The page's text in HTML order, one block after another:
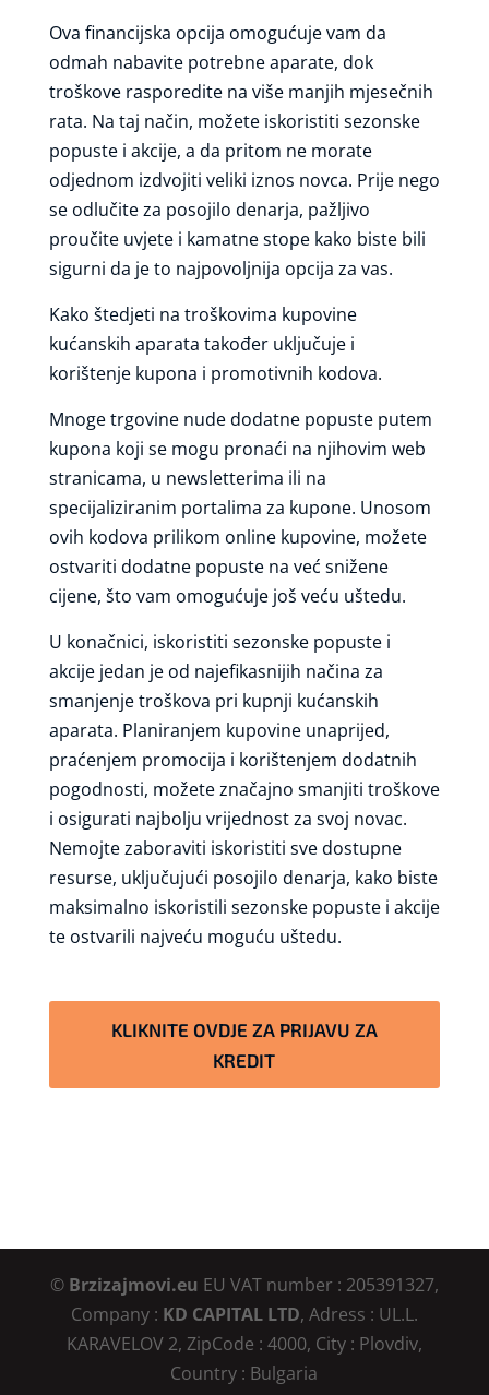
Ova financijska opcija omogućuje vam da
odmah nabavite potrebne aparate, dok
troškove rasporedite na više manjih mjesečnih
rata. Na taj način, možete iskoristiti sezonske
popuste i akcije, a da pritom ne morate
odjednom izdvojiti veliki iznos novca. Prije nego
se odlučite za posojilo denarja, pažljivo
proučite uvjete i kamatne stope kako biste bili
sigurni da je to najpovoljnija opcija za vas.
Kako štedjeti na troškovima kupovine
kućanskih aparata također uključuje i
korištenje kupona i promotivnih kodova.
Mnoge trgovine nude dodatne popuste putem
kupona koji se mogu pronaći na njihovim web
stranicama, u newsletterima ili na
specijaliziranim portalima za kupone. Unosom
ovih kodova prilikom online kupovine, možete
ostvariti dodatne popuste na već snižene
cijene, što vam omogućuje još veću uštedu.
U konačnici, iskoristiti sezonske popuste i
akcije jedan je od najefikasnijih načina za
smanjenje troškova pri kupnji kućanskih
aparata. Planiranjem kupovine unaprijed,
praćenjem promocija i korištenjem dodatnih
pogodnosti, možete značajno smanjiti troškove
i osigurati najbolju vrijednost za svoj novac.
Nemojte zaboraviti iskoristiti sve dostupne
resurse, uključujući posojilo denarja, kako biste
maksimalno iskoristili sezonske popuste i akcije
te ostvarili najveću moguću uštedu.
KLIKNITE OVDJE ZA PRIJAVU ZA
KREDIT
© Brzizajmovi.eu EU VAT number : 205391327,
Company : KD CAPITAL LTD, Adress : UL.L.
KARAVELOV 2, ZipCode : 4000, City : Plovdiv,
Country : Bulgaria